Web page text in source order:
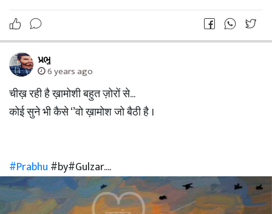
પ્રભુ
6 years ago
चीख़ रही है ख़ामोशी बहुत ज़ोरों से...
कोई सुने भी कैसे ‘’वो ख़ामोश जो बैठी है ।
#Prabhu #by#Gulzar....
#EVENING#LOVER। ♡एकांत